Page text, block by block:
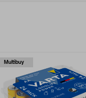
Multibuy